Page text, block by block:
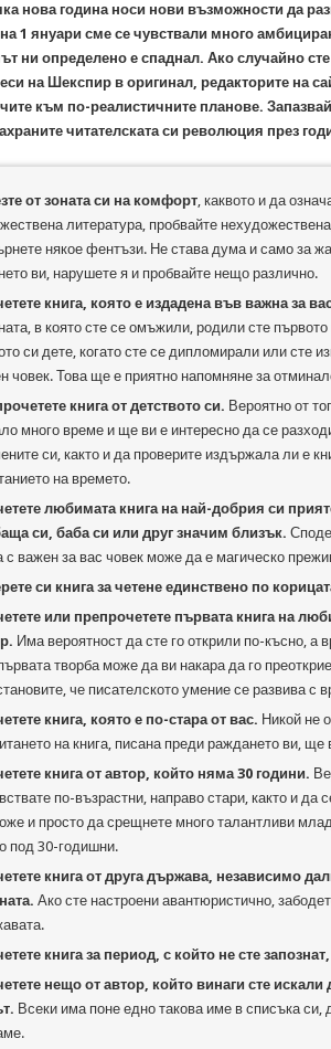
нова година носи нови възможности да
1 януари сме се чувствали много
ни определено е спаднал. Ако случайно
на Шекспир в оригинал, редакторите на
към по-реалистичните планове.
читателската си революция през
от зоната си на комфорт, каквото и да
литература, пробвайте
някое фентъзи. Не става дума и само за
ви, нарушете я и пробвайте нещо различно.
книга, която е издадена във важна за
в която сте се омъжили, родили сте първото
си дете, когато сте се дипломирали или сте
човек. Това ще е приятно напомняне за
книга от детството си. Вероятно от
много време и ще ви е интересно да се
си, както и да проверите издържала ли е
на времето.
любимата книга на най-добрия си
си, баба си или друг значим близък.
с важен за вас човек може да е магическо
си книга за четене единствено по
или препрочетете първата книга на
Има вероятност да сте го открили по-късно, а
творба може да ви накара да го
че писателското умение се развива с
книга, която е по-стара от вас. Никой не
на книга, писана преди раждането ви,
книга от автор, който няма 30 години.
по-възрастни, направо стари, както и да
и просто да срещнете много талантливи
под 30-годишни.
книга от друга държава, независимо
Ако сте настроени авантюристично,
книга за период, с който не сте
нещо от автор, който винаги сте
Всеки има поне едно такова име в списъка си,